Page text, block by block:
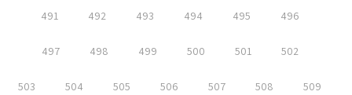
491 492 493 494 495 496
497 498 499 500 501 502
503 504 505 506 507 508 509